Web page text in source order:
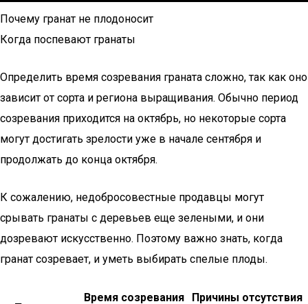
Почему гранат не плодоносит
Когда поспевают гранаты
Определить время созревания граната сложно, так как оно
зависит от сорта и региона выращивания. Обычно период
созревания приходится на октябрь, но некоторые сорта
могут достигать зрелости уже в начале сентября и
продолжать до конца октября.
К сожалению, недобросовестные продавцы могут
срывать гранаты с деревьев еще зелеными, и они
дозревают искусственно. Поэтому важно знать, когда
гранат созревает, и уметь выбирать спелые плоды.
Время созревания Причины отсутствия